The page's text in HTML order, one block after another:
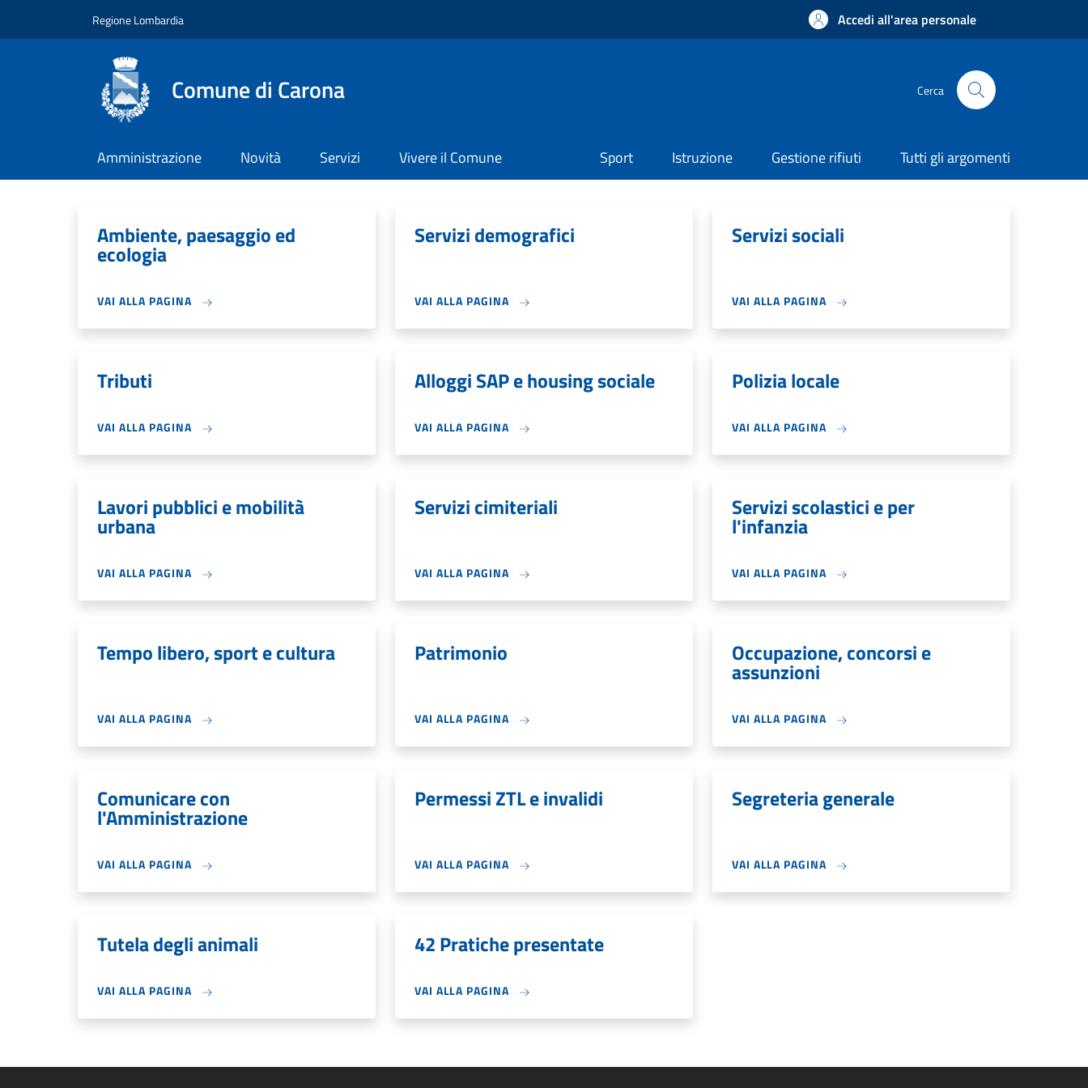
Regione Lombardia Accedi all'area personale
Comune di Carona Cerca
Amministrazione Novità Servizi Vivere il Comune Sport Istruzione Gestione rifiuti Tutti gli argomenti
Ambiente, paesaggio ed
ecologia
VAI ALLA PAGINA
Servizi demografici
VAI ALLA PAGINA
Servizi sociali
VAI ALLA PAGINA
Tributi
VAI ALLA PAGINA
Alloggi SAP e housing sociale
VAI ALLA PAGINA
Polizia locale
VAI ALLA PAGINA
Lavori pubblici e mobilità
urbana
VAI ALLA PAGINA
Servizi cimiteriali
VAI ALLA PAGINA
Servizi scolastici e per
l'infanzia
VAI ALLA PAGINA
Tempo libero, sport e cultura
VAI ALLA PAGINA
Patrimonio
VAI ALLA PAGINA
Occupazione, concorsi e
assunzioni
VAI ALLA PAGINA
Comunicare con
l'Amministrazione
VAI ALLA PAGINA
Permessi ZTL e invalidi
VAI ALLA PAGINA
Segreteria generale
VAI ALLA PAGINA
Tutela degli animali
VAI ALLA PAGINA
42 Pratiche presentate
VAI ALLA PAGINA